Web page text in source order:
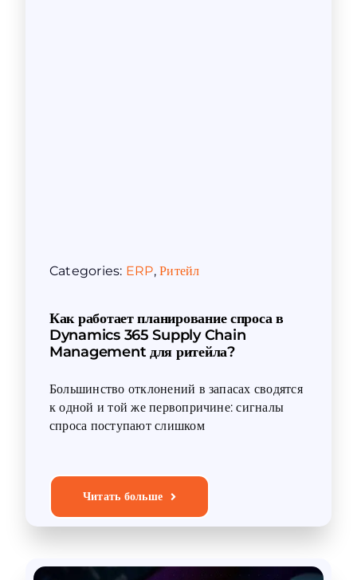
Categories: ERP,Ритейл
Как работает планирование спроса в
Dynamics 365 Supply Chain
Management для ритейла?
Большинство отклонений в запасах сводятся
к одной и той же первопричине: сигналы
спроса поступают слишком
Читать больше